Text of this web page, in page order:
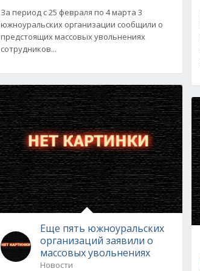
За период с 25 февраля по 4 марта 3
южноуральских организации сообщили о
предстоящих массовых увольнениях
сотрудников...
Еще пять южноуральских
организаций заявили о
массовых увольнениях
Новости